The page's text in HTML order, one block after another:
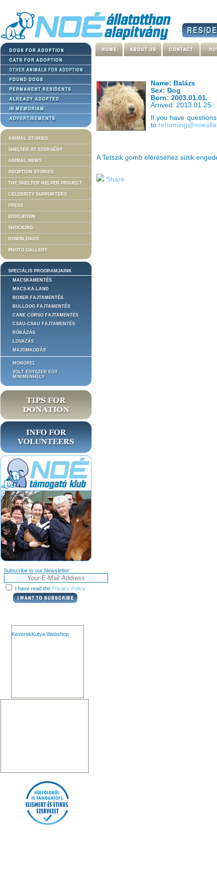
ANIMAL STORIES
SHELTER AT SZERGÉNY
ANIMAL NEWS
ADOPTION STORIES
THE SHELTER HELPER PROJECT
CELEBRITY SUPPORTERS
PRESS
EDUCATION
SHOCKING
DOWNLOADS
PHOTO GALLERY
SPECIÁLIS PROGRAMJAINK
MACSKAMENTÉS
MACS-KA-LAND
BOXER FAJTAMENTÉS
BULLDOG FAJTAMENTÉS
CANE CORSO FAJTAMENTÉS
CSAU-CSAU FAJTAMENTÉS
RÓKÁZÁS
LOVAZÁS
MAJOMKODÁS
MONGREL
VOLT EGYSZER EGY
MINIMENHELY
Subscribe to our Newsletter:
I have read the Privacy Policy
KeverékKutya Webshop
Name: Balázs
Sex: Dog
Born: 2003.01.01.
Arrived: 2013.01.25.
If you have
to
A Tetszik gomb eléréséhez sütik
Share